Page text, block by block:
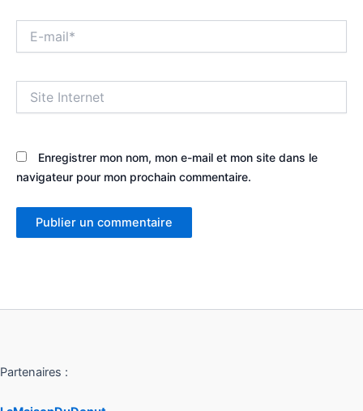
mail*
Internet
Enregistrer mon nom, mon e-mail et mon site dans le
navigateur pour mon prochain commentaire.
Partenaires :